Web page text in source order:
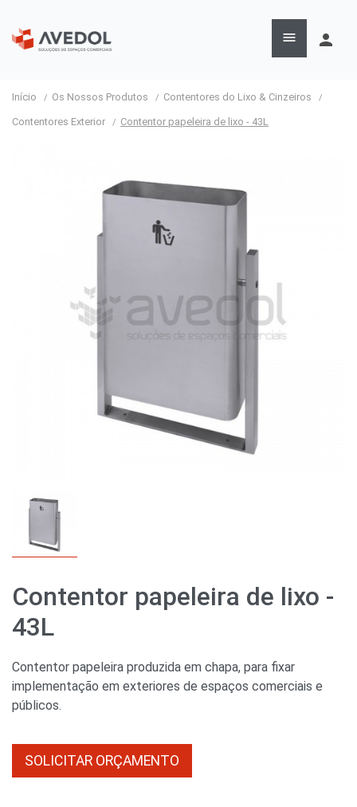
 person
Início Os Nossos Produtos Contentores do Lixo & Cinzeiros
Contentores Exterior Contentor papeleira de lixo - 43L
Contentor papeleira de lixo -
43L
Contentor papeleira produzida em chapa, para fixar
implementação em exteriores de espaços comerciais e
públicos.
SOLICITAR ORÇAMENTO